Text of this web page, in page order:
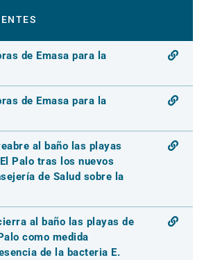
de Emasa para la
de Emasa para la
al baño las playas
Palo tras los nuevos
de Salud sobre la
al baño las playas de
como medida
de la bacteria E.